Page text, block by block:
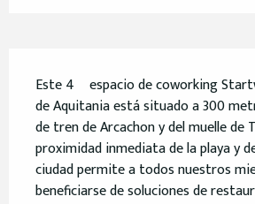
Este 4º espacio de coworking
de Aquitania está situado a 300
de tren de Arcachon y del muelle de
proximidad inmediata de la playa y
ciudad permite a todos nuestros
beneficiarse de soluciones de